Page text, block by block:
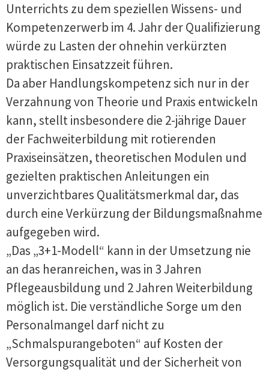
Unterrichts zu dem speziellen Wissens- und
Kompetenzerwerb im 4. Jahr der Qualifizierung
würde zu Lasten der ohnehin verkürzten
praktischen Einsatzzeit führen.
Da aber Handlungskompetenz sich nur in der
Verzahnung von Theorie und Praxis entwickeln
kann, stellt insbesondere die 2-jährige Dauer
der Fachweiterbildung mit rotierenden
Praxiseinsätzen, theoretischen Modulen und
gezielten praktischen Anleitungen ein
unverzichtbares Qualitätsmerkmal dar, das
durch eine Verkürzung der Bildungsmaßnahme
aufgegeben wird.
„Das „3+1-Modell“ kann in der Umsetzung nie
an das heranreichen, was in 3 Jahren
Pflegeausbildung und 2 Jahren Weiterbildung
möglich ist. Die verständliche Sorge um den
Personalmangel darf nicht zu
„Schmalspurangeboten“ auf Kosten der
Versorgungsqualität und der Sicherheit von